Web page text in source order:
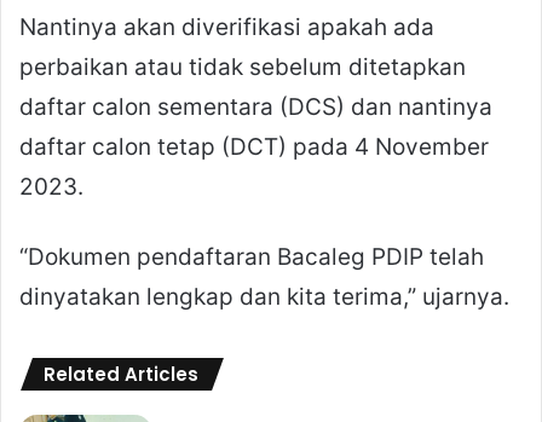
Nantinya akan diverifikasi apakah ada
perbaikan atau tidak sebelum ditetapkan
daftar calon sementara (DCS) dan nantinya
daftar calon tetap (DCT) pada 4 November
2023.
“Dokumen pendaftaran Bacaleg PDIP telah
dinyatakan lengkap dan kita terima,” ujarnya.
Related Articles